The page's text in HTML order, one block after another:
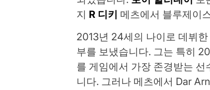
지 R 디키 메츠에서 블루제이
2013년 24세의 나이로 데뷔
부를 보냈습니다. 그는 특히
를 게임에서 가장 존경받는
니다. 그러나 메츠에서 Dar